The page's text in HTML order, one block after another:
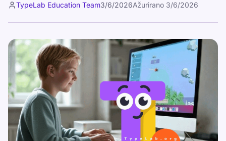
TypeLab Education Team3/6/2026Ažurirano 3/6/2026